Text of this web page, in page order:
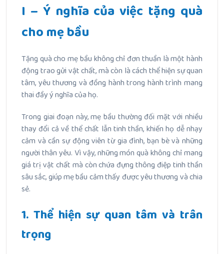
I – Ý nghĩa của việc tặng quà
cho mẹ bầu
Tặng quà cho mẹ bầu không chỉ đơn thuần là một hành
động trao gửi vật chất, mà còn là cách thể hiện sự quan
tâm, yêu thương và đồng hành trong hành trình mang
thai đầy ý nghĩa của họ.
Trong giai đoạn này, mẹ bầu thường đối mặt với nhiều
thay đổi cả về thể chất lẫn tinh thần, khiến họ dễ nhạy
cảm và cần sự động viên từ gia đình, bạn bè và những
người thân yêu. Vì vậy, những món quà không chỉ mang
giá trị vật chất mà còn chứa đựng thông điệp tinh thần
sâu sắc, giúp mẹ bầu cảm thấy được yêu thương và chia
sẻ.
1. Thể hiện sự quan tâm và trân
trọng